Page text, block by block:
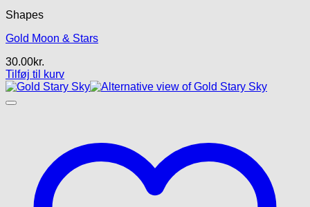
Shapes
Gold Moon & Stars
30.00kr.
Tilføj til kurv